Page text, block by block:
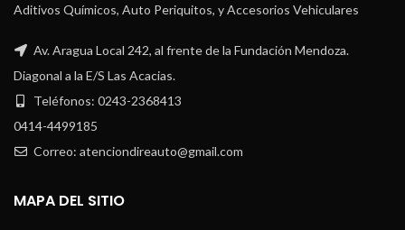
Aditivos Químicos, Auto Periquitos, y Accesorios Vehiculares
Av. Aragua Local 242, al frente de la Fundación Mendoza.
Diagonal a la E/S Las Acacias.
Teléfonos: 0243-2368413
0414-4499185
Correo: atenciondireauto@gmail.com
MAPA DEL SITIO